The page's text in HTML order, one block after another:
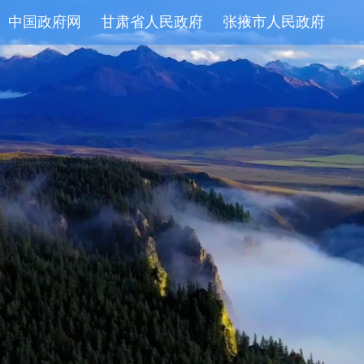
中国政府网 甘肃省人民政府 张掖市人民政府